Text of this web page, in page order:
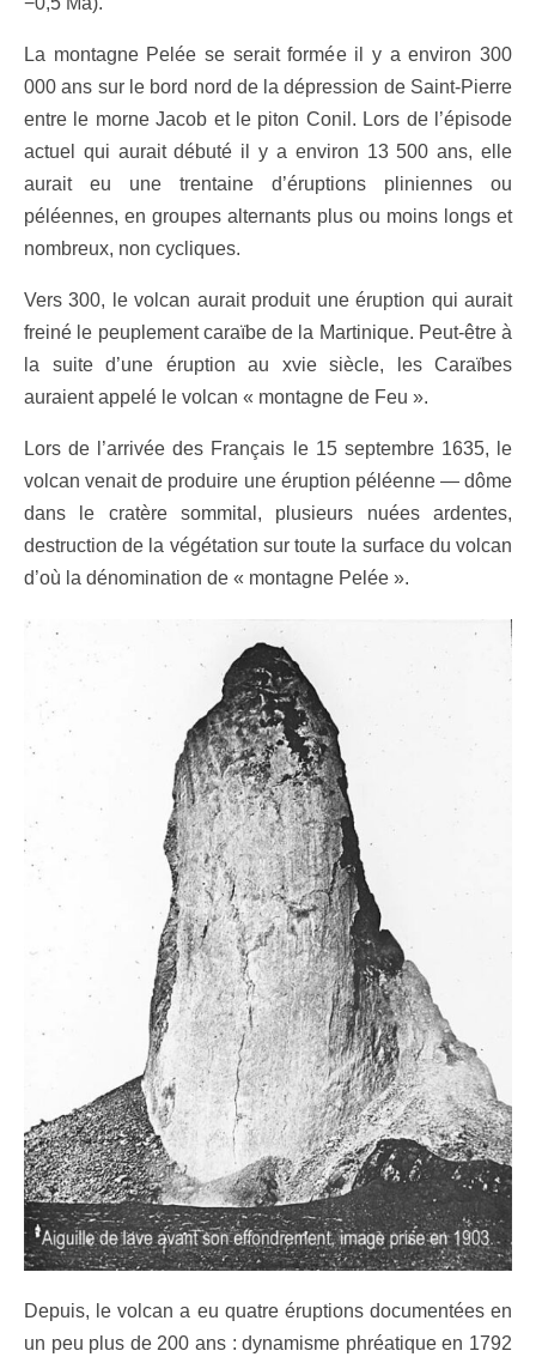
La montagne Pelée se serait formée il y a environ 300
000 ans sur le bord nord de la dépression de Saint-Pierre
entre le morne Jacob et le piton Conil. Lors de l’épisode
actuel qui aurait débuté il y a environ 13 500 ans, elle
aurait eu une trentaine d’éruptions pliniennes ou
péléennes, en groupes alternants plus ou moins longs et
nombreux, non cycliques.
Vers 300, le volcan aurait produit une éruption qui aurait
freiné le peuplement caraïbe de la Martinique. Peut-être à
la suite d’une éruption au xvie siècle, les Caraïbes
auraient appelé le volcan « montagne de Feu ».
Lors de l’arrivée des Français le 15 septembre 1635, le
volcan venait de produire une éruption péléenne — dôme
dans le cratère sommital, plusieurs nuées ardentes,
destruction de la végétation sur toute la surface du volcan
d’où la dénomination de « montagne Pelée ».
Depuis, le volcan a eu quatre éruptions documentées en
un peu plus de 200 ans : dynamisme phréatique en 1792